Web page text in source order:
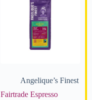
Angelique’s Finest
Fairtrade Espresso